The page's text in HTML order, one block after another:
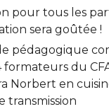
pour tous les
sera goûtée !
pédagogique
formateurs du
Norbert en
transmission